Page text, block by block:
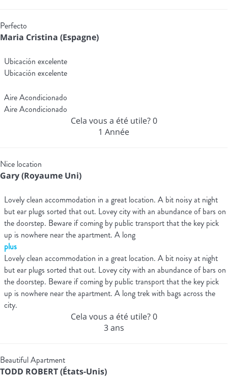
Perfecto
Maria Cristina (Espagne)
Ubicación excelente
Ubicación excelente
Aire Acondicionado
Aire Acondicionado
Cela vous a été utile?0
1 Année
Nice location
Gary (Royaume Uni)
Lovely clean accommodation in a great location. A bit noisy at night
but ear plugs sorted that out. Lovey city with an abundance of bars on
the doorstep. Beware if coming by public transport that the key pick
up is nowhere near the apartment. A long
plus
Lovely clean accommodation in a great location. A bit noisy at night
but ear plugs sorted that out. Lovey city with an abundance of bars on
the doorstep. Beware if coming by public transport that the key pick
up is nowhere near the apartment. A long trek with bags across the
city.
Cela vous a été utile?0
3 ans
Beautiful Apartment
TODD ROBERT (États-Unis)